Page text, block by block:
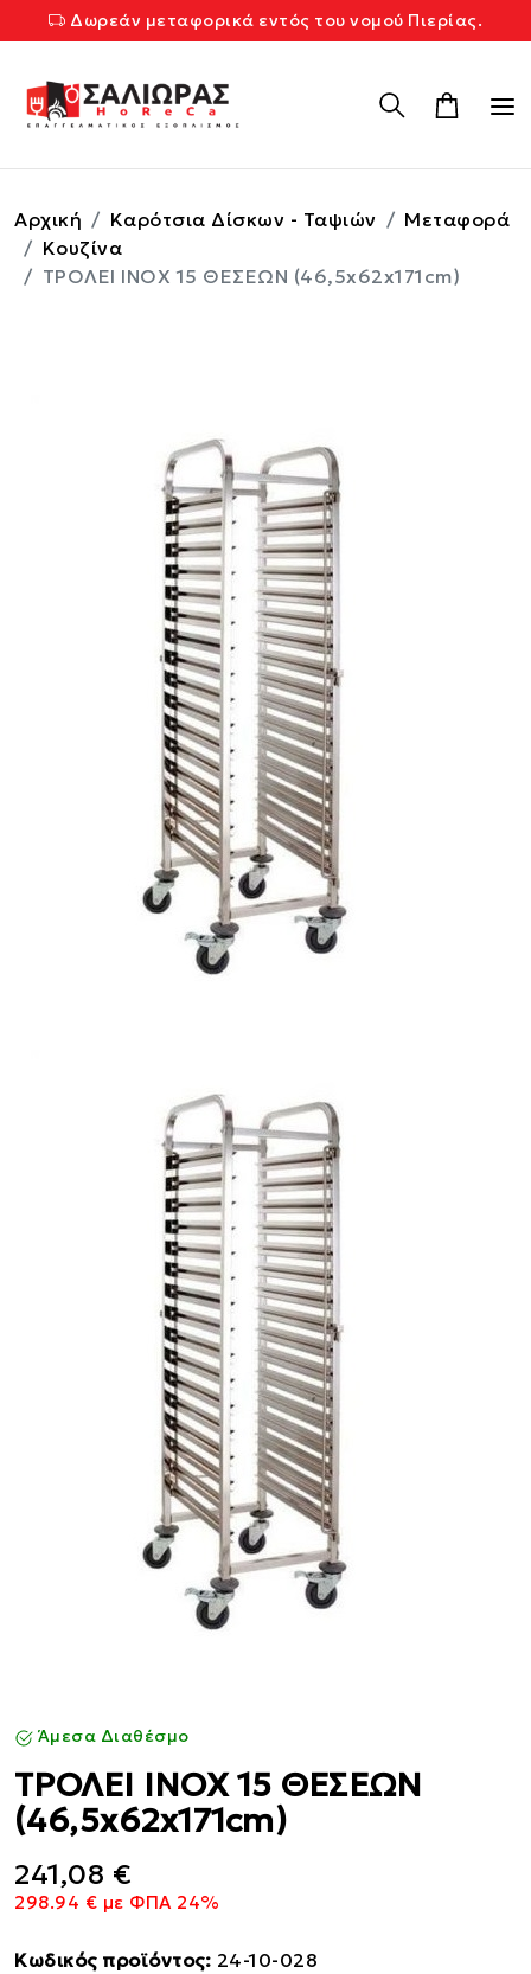
Δωρεάν μεταφορικά εντός του νομού Πιερίας.
Αρχική Καρότσια Δίσκων - Ταψιών
Μεταφορά
Κουζίνα
ΤΡΟΛΕΙ ΙΝΟΧ 15 ΘΕΣΕΩΝ (46,5x62x171cm)
Άμεσα Διαθέσμο
ΤΡΟΛΕΙ ΙΝΟΧ 15 ΘΕΣΕΩΝ
(46,5x62x171cm)
241,08 €
298.94 € με ΦΠΑ 24%
Κωδικός προϊόντος: 24-10-028